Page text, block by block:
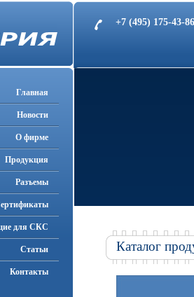
+7 (495) 175-43-
Главная
Новости
О фирме
Продукция
Разъемы
для СКС
Статьи
Контакты
Каталог